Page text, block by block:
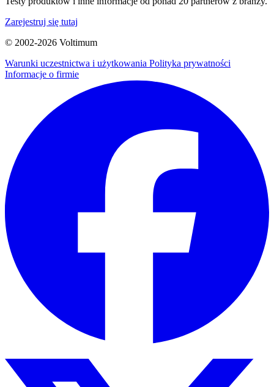
Zarejestruj się tutaj
© 2002-2026 Voltimum
Warunki uczestnictwa i użytkowania Polityka prywatności
Informacje o firmie